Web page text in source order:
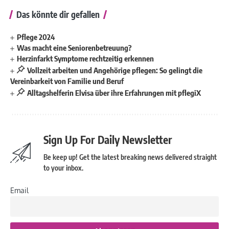
Das könnte dir gefallen
Pflege 2024
Was macht eine Seniorenbetreuung?
Herzinfarkt Symptome rechtzeitig erkennen
Vollzeit arbeiten und Angehörige pflegen: So gelingt die
Vereinbarkeit von Familie und Beruf
Alltagshelferin Elvisa über ihre Erfahrungen mit pflegiX
Sign Up For Daily Newsletter
Be keep up! Get the latest breaking news delivered straight
to your inbox.
Email